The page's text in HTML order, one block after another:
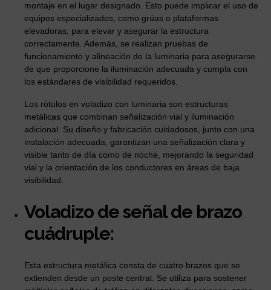
montaje en el lugar designado. Esto puede implicar el uso de
equipos especializados, como grúas o plataformas
elevadoras, para elevar y asegurar la estructura
correctamente. Además, se realizan pruebas de
funcionamiento y alineación de la luminaria para asegurarse
de que proporcione la iluminación adecuada y cumpla con
los estándares de visibilidad requeridos.
Los rótulos en voladizo con luminaria son estructuras
metálicas que combinan señalización vial y iluminación
adicional. Su diseño y fabricación cuidadosos, junto con una
instalación adecuada, garantizan una señalización clara y
visible tanto de día como de noche, mejorando la seguridad
vial y la orientación de los conductores en áreas de baja
visibilidad.
Voladizo de señal de brazo
cuádruple:
Esta estructura metálica consta de cuatro brazos que se
extienden desde un poste central. Se utiliza para sostener